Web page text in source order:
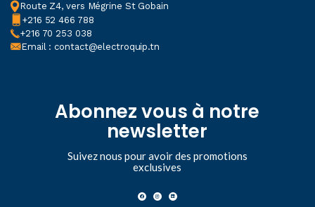
Route Z4, vers Mégrine St Gobain
+216 52 466 788
+216 70 253 038
Email : contact@electroquip.tn
Abonnez vous à notre
newsletter
Suivez nous pour avoir des promotions
exclusives